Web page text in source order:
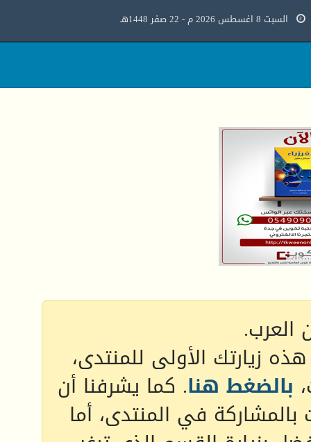
السبت 8 اغسطس 2026 م - 22 صفر 1448هـ
العرب.
زيارتك الأولى للمنتدى،
بالضغط هنا. كما يشرفنا أن
بالمشاركة في المنتدى، أما